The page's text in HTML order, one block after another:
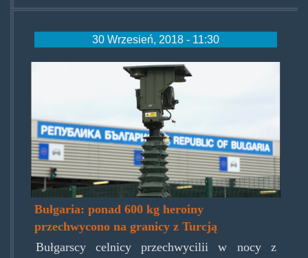
30 Wrzesień, 2018 - 11:30
bulgariaprzejscie.jpg
Bułgaria: ponad 600 kg heroiny
przechwycono na granicy z Turcją
Bułgarscy celnicy przechwycilii w nocy z